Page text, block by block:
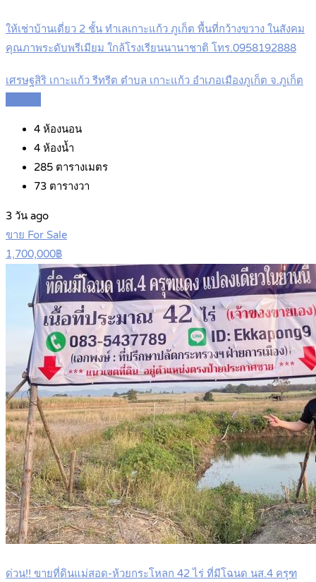
ให้เช่าบ้านเดี่ยว 2 ชั้น ทำเลเกาะแก้ว ภูเก็ต พื้นที่กว้างขวาง ในสังคม
คุณภาพระดับพรีเมียม ใกล้โรงเรียนนานาชาติ โทร.0958192888
เศรษฐสิริ เกาะแก้ว รีทรีต ตำบล เกาะแก้ว อำเภอเมืองภูเก็ต จ.ภูเก็ต
4 ห้องนอน
4 ห้องน้ำ
285 ตารางเมตร
73 ตารางวา
3 วัน ago
ขาย For Sale
1,700,000฿
ด่วน!! ขายที่ดินแม่สอด-ห้วยกระโหลก 42 ไร่ ที่มีโฉนด นส.4 ครุฑ